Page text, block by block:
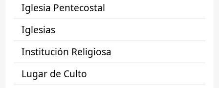
Iglesia Pentecostal
Iglesias
Institución Religiosa
Lugar de Culto